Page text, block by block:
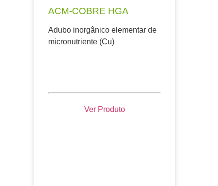
ACM-COBRE HGA
Adubo inorgânico elementar de
micronutriente (Cu)
Ver Produto